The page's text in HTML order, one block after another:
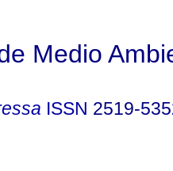
Medio
ISSN 2519-